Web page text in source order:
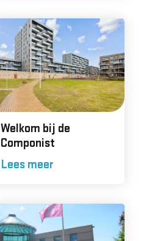
Welkom bij de
Componist
Lees meer